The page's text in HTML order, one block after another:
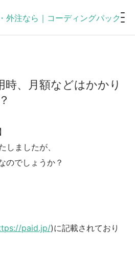
時、月額などはかかり
しましたが、
のでしょうか？
paid.jp/)に記載されており